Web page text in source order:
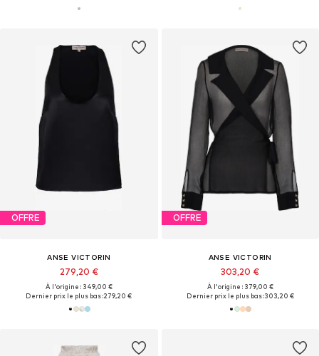
OFFRE
ANSE VICTORIN
279,20 €
À l'origine : 349,00 €
Dernier prix le plus bas :279,20 €
OFFRE
ANSE VICTORIN
303,20 €
À l'origine : 379,00 €
Dernier prix le plus bas :303,20 €